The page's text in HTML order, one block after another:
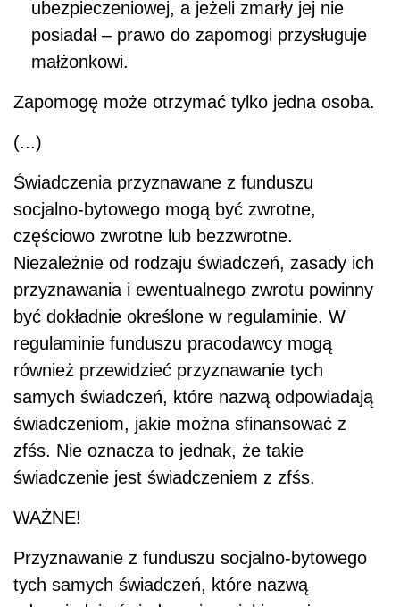
ubezpieczeniowej, a jeżeli zmarły jej nie
posiadał – prawo do zapomogi przysługuje
małżonkowi.
Zapomogę może otrzymać tylko jedna osoba.
(...)
Świadczenia przyznawane z funduszu
socjalno-bytowego mogą być zwrotne,
częściowo zwrotne lub bezzwrotne.
Niezależnie od rodzaju świadczeń, zasady ich
przyznawania i ewentualnego zwrotu powinny
być dokładnie określone w regulaminie. W
regulaminie funduszu pracodawcy mogą
również przewidzieć przyznawanie tych
samych świadczeń, które nazwą odpowiadają
świadczeniom, jakie można sfinansować z
zfśs. Nie oznacza to jednak, że takie
świadczenie jest świadczeniem z zfśs.
WAŻNE!
Przyznawanie z funduszu socjalno-bytowego
tych samych świadczeń, które nazwą